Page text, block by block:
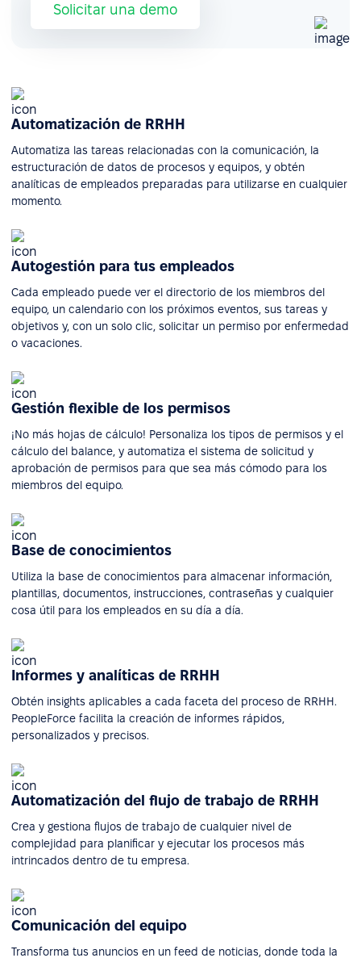
Solicitar una demo
Automatización de RRHH
Automatiza las tareas relacionadas con la comunicación, la
estructuración de datos de procesos y equipos, y obtén
analíticas de empleados preparadas para utilizarse en cualquier
momento.
Autogestión para tus empleados
Cada empleado puede ver el directorio de los miembros del
equipo, un calendario con los próximos eventos, sus tareas y
objetivos y, con un solo clic, solicitar un permiso por enfermedad
o vacaciones.
Gestión flexible de los permisos
¡No más hojas de cálculo! Personaliza los tipos de permisos y el
cálculo del balance, y automatiza el sistema de solicitud y
aprobación de permisos para que sea más cómodo para los
miembros del equipo.
Base de conocimientos
Utiliza la base de conocimientos para almacenar información,
plantillas, documentos, instrucciones, contraseñas y cualquier
cosa útil para los empleados en su día a día.
Informes y analíticas de RRHH
Obtén insights aplicables a cada faceta del proceso de RRHH.
PeopleForce facilita la creación de informes rápidos,
personalizados y precisos.
Automatización del flujo de trabajo de RRHH
Crea y gestiona flujos de trabajo de cualquier nivel de
complejidad para planificar y ejecutar los procesos más
intrincados dentro de tu empresa.
Comunicación del equipo
Transforma tus anuncios en un feed de noticias, donde toda la